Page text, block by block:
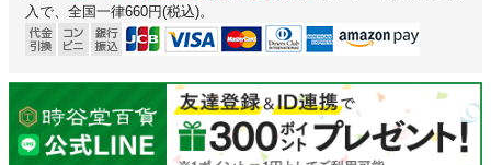
入で、全国一律660円(税込)。